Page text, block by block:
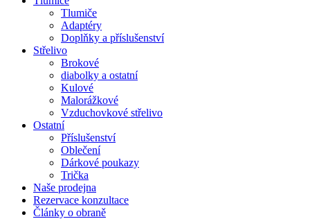
Tlumiče
Adaptéry
Doplňky a příslušenství
Střelivo
Brokové
diabolky a ostatní
Kulové
Malorážkové
Vzduchovkové střelivo
Ostatní
Příslušenství
Oblečení
Dárkové poukazy
Trička
Naše prodejna
Rezervace konzultace
Články o obraně